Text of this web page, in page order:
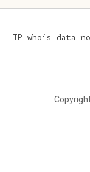
IP whois data